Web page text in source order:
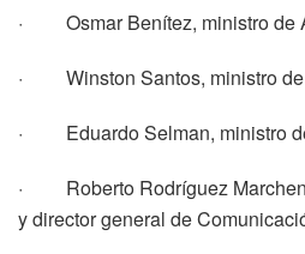
· Osmar Benítez, ministro de
· Winston Santos, ministro de
· Eduardo Selman, ministro
· Roberto Rodríguez
y director general de